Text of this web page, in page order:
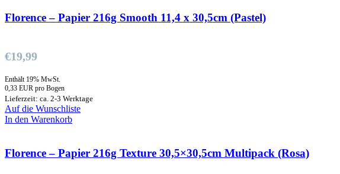
Florence – Papier 216g Smooth 11,4 x 30,5cm (Pastel)
€19,99
Enthält 19% MwSt.
0,33 EUR pro Bogen
Lieferzeit: ca. 2-3 Werktage
Auf die Wunschliste
In den Warenkorb
Florence – Papier 216g Texture 30,5×30,5cm Multipack (Rosa)